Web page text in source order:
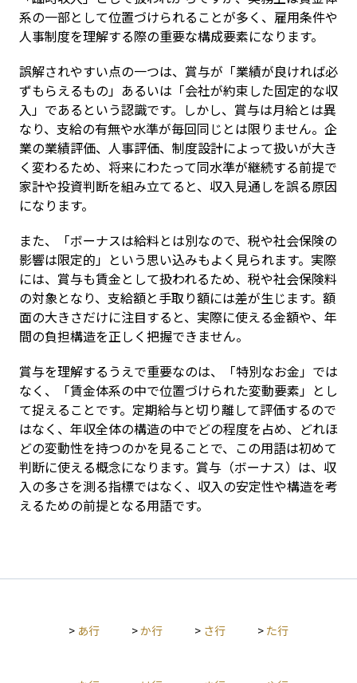
系の一部として位置づけられることが多く、雇用条件や
人事制度を理解する際の重要な構成要素になります。
誤解されやすい点の一つは、賞与が「業績が良ければ必
ずもらえるもの」あるいは「会社が約束した固定的な収
入」であるという認識です。しかし、賞与は月給とは異
なり、支給の有無や水準が毎回同じとは限りません。企
業の業績評価、人事評価、制度設計によって扱いが大き
く変わるため、将来にわたって同水準が継続する前提で
家計や投資判断を組み立てると、収入見通しを誤る原因
になります。
また、「ボーナスは給料とは別なので、税や社会保険の
影響は限定的」という思い込みもよく見られます。実際
には、賞与も賃金として扱われるため、税や社会保険料
の対象となり、支給額と手取り額には差が生じます。額
面の大きさだけに注目すると、実際に使える金額や、年
間の負担構造を正しく把握できません。
賞与を理解するうえで重要なのは、「特別なお金」では
なく、「賃金体系の中で位置づけられた変動要素」とし
て捉えることです。定期給与と切り離して評価するので
はなく、年収全体の構造の中でどの程度を占め、どれほ
どの変動性を持つのかを見ることで、この用語は初めて
判断に使える概念になります。賞与（ボーナス）は、収
入の多さを測る指標ではなく、収入の安定性や構造を考
えるための前提となる用語です。
> あ行 >か行 > さ行 > た行